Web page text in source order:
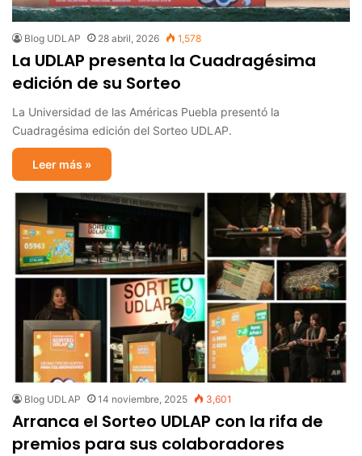
Blog UDLAP 28 abril, 2026 1,578
La UDLAP presenta la Cuadragésima
edición de su Sorteo
La Universidad de las Américas Puebla presentó la
Cuadragésima edición del Sorteo UDLAP.
Leer más »
Blog UDLAP 14 noviembre, 2025 3,601
Arranca el Sorteo UDLAP con la rifa de
premios para sus colaboradores